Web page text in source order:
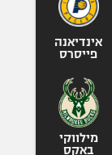
אינדיאנה
פייסרס
מילווקי
באקס